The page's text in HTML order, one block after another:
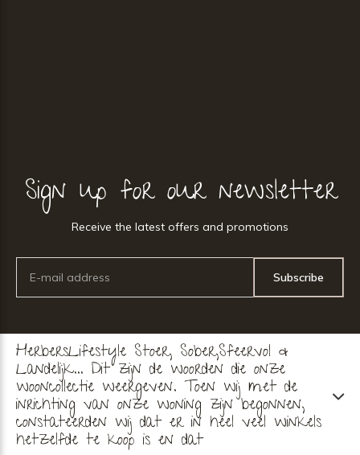
Sign up for our newsletter
Receive the latest offers and promotions
Subscribe
HerbersLifestyle Stoer, Sober,Sfeervol &
Landelijk... Dit zijn de woorden die onze
wooncollectie weergeven. Toen wij met de
inrichting van onze woning zijn begonnen,
constateerden wij dat er in heel veel winkels
hetzelfde te koop is en dat